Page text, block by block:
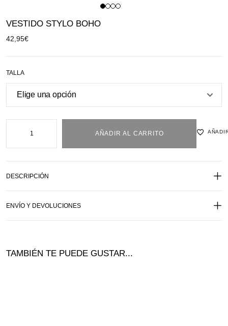
VESTIDO STYLO BOHO
42,95€
TALLA
AÑADIR AL CARRITO
DESCRIPCIÓN
ENVÍO Y DEVOLUCIONES
TAMBIÉN TE PUEDE GUSTAR...